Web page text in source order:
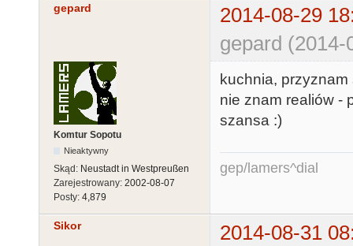
gepard
2014-08-29
gepard
Komtur Sopotu
Nieaktywny
Skąd: Neustadt in Westpreußen
Zarejestrowany: 2002-08-07
Posty: 4,879
kuchnia, przyznam
nie znam realiów -
szansa :)
gep/lamers^dial
Sikor 2014-08-31